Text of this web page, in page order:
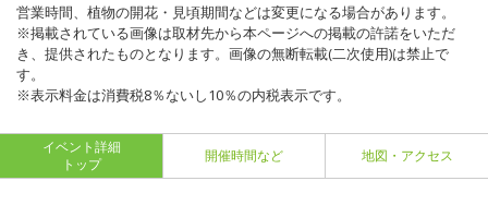
営業時間、植物の開花・見頃期間などは変更になる場合があります。
※掲載されている画像は取材先から本ページへの掲載の許諾をいただ
き、提供されたものとなります。画像の無断転載(二次使用)は禁止で
す。
※表示料金は消費税8％ないし10％の内税表示です。
イベント詳細
トップ
開催時間など 地図・アクセス